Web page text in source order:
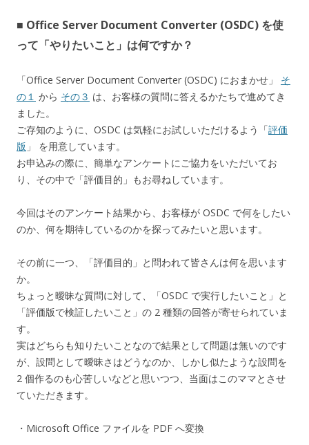
■ Office Server Document Converter (OSDC) を使
って「やりたいこと」は何ですか？
「Office Server Document Converter (OSDC) におまかせ」 そ
の１ から その３ は、お客様の質問に答えるかたちで進めてき
ました。
ご存知のように、OSDC は気軽にお試しいただけるよう「評価
版 」 を用意しています。
お申込みの際に、簡単なアンケートにご協力をいただいてお
り、その中で「評価目的」もお尋ねしています。
今回はそのアンケート結果から、お客様が OSDC で何をしたい
のか、何を期待しているのかを探ってみたいと思います。
その前に一つ、「評価目的」と問われて皆さんは何を思います
か。
ちょっと曖昧な質問に対して、「OSDC で実行したいこと」と
「評価版で検証したいこと」の 2 種類の回答が寄せられていま
す。
実はどちらも知りたいことなので結果として問題は無いのです
が、設問として曖昧さはどうなのか、しかし似たような設問を
2 個作るのも心苦しいなどと思いつつ、当面はこのママとさせ
ていただきます。
・Microsoft Office ファイルを PDF へ変換